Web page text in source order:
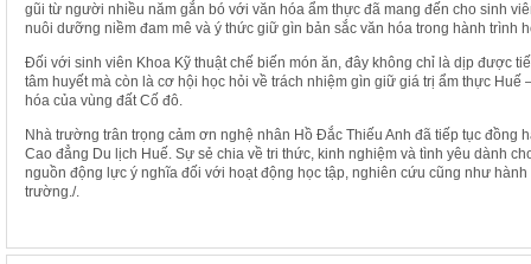
gũi từ người nhiều năm gắn bó với văn hóa ẩm thực đã mang đến cho sinh
nuôi dưỡng niềm đam mê và ý thức giữ gìn bản sắc văn hóa trong hành trình
Đối với sinh viên Khoa Kỹ thuật chế biến món ăn, đây không chỉ là dịp được
tâm huyết mà còn là cơ hội học hỏi về trách nhiệm gìn giữ giá trị ẩm thực Huế
hóa của vùng đất Cố đô.
Nhà trường trân trọng cảm ơn nghệ nhân Hồ Đắc Thiếu Anh đã tiếp tục đồng
Cao đẳng Du lịch Huế. Sự sẻ chia về tri thức, kinh nghiệm và tình yêu dành
nguồn động lực ý nghĩa đối với hoạt động học tập, nghiên cứu cũng như
trường./.